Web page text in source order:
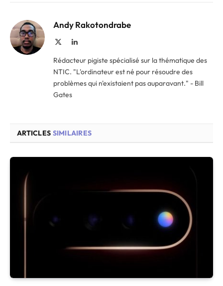
Andy Rakotondrabe
LinkedIn
Rédacteur pigiste spécialisé sur la thématique des
NTIC. "L'ordinateur est né pour résoudre des
problèmes qui n'existaient pas auparavant." - Bill
Gates
ARTICLES SIMILAIRES